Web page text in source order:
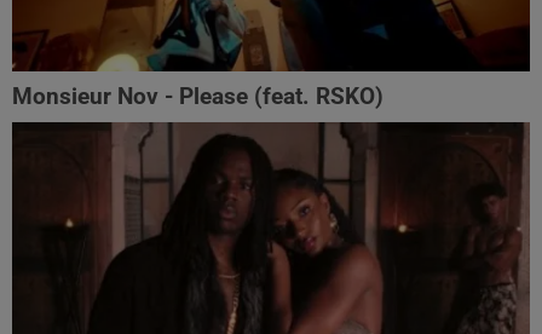
Monsieur Nov‬ - Please (feat. RSKO)